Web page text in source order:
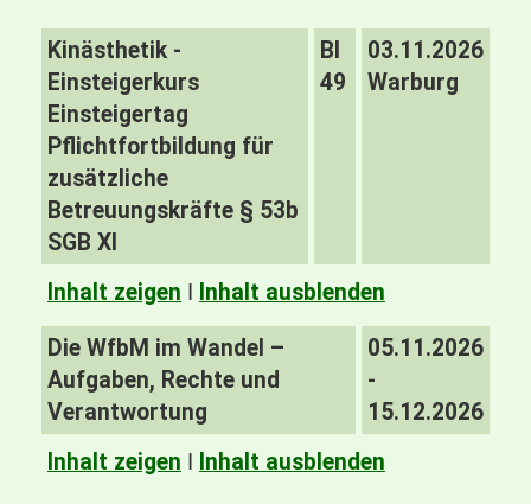
Kinästhetik -
Einsteigerkurs
Einsteigertag
Pflichtfortbildung für
zusätzliche
Betreuungskräfte § 53b
SGB XI
BI
49
03.11.2026
Warburg
Inhalt zeigen I Inhalt ausblenden
Die WfbM im Wandel –
Aufgaben, Rechte und
Verantwortung
05.11.2026
-
15.12.2026
Inhalt zeigen I Inhalt ausblenden